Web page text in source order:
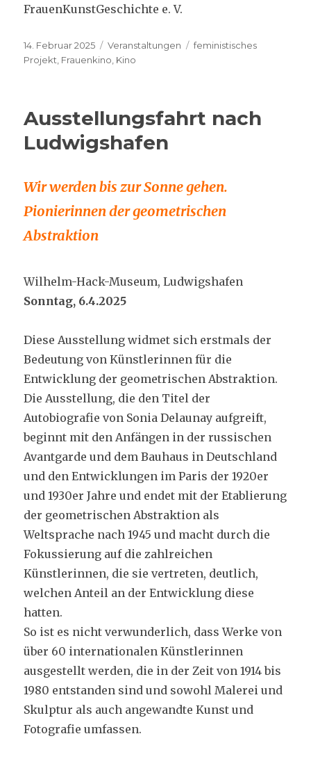
FrauenKunstGeschichte e. V.
Veröffentlicht
am
14. Februar 2025 Kategorien
Veranstaltungen Schlagwörter
feministisches
Projekt Frauenkino Kino
Ausstellungsfahrt nach
Ludwigshafen
Wir werden bis zur Sonne gehen.
Pionierinnen der geometrischen
Abstraktion
Wilhelm-Hack-Museum, Ludwigshafen
Sonntag, 6.4.2025
Diese Ausstellung widmet sich erstmals der
Bedeutung von Künstlerinnen für die
Entwicklung der geometrischen Abstraktion.
Die Ausstellung, die den Titel der
Autobiografie von Sonia Delaunay aufgreift,
beginnt mit den Anfängen in der russischen
Avantgarde und dem Bauhaus in Deutschland
und den Entwicklungen im Paris der 1920er
und 1930er Jahre und endet mit der Etablierung
der geometrischen Abstraktion als
Weltsprache nach 1945 und macht durch die
Fokussierung auf die zahlreichen
Künstlerinnen, die sie vertreten, deutlich,
welchen Anteil an der Entwicklung diese
hatten.
So ist es nicht verwunderlich, dass Werke von
über 60 internationalen Künstlerinnen
ausgestellt werden, die in der Zeit von 1914 bis
1980 entstanden sind und sowohl Malerei und
Skulptur als auch angewandte Kunst und
Fotografie umfassen.